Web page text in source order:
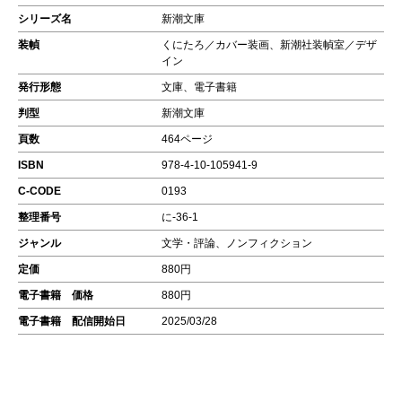
シリーズ名 新潮文庫
装幀
くにたろ／カバー装画、新潮社装幀室／デザ
イン
発行形態 文庫、電子書籍
判型 新潮文庫
頁数 464ページ
ISBN 978-4-10-105941-9
C-CODE 0193
整理番号 に-36-1
ジャンル 文学・評論、ノンフィクション
定価 880円
電子書籍 価格 880円
電子書籍 配信開始日 2025/03/28